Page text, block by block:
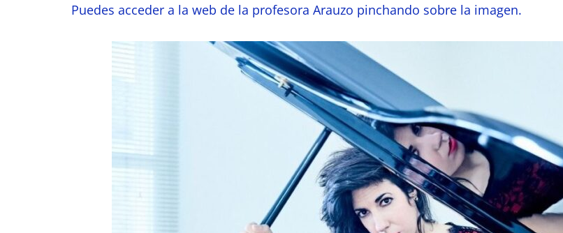
Puedes acceder a la web de la profesora Arauzo pinchando sobre la imagen.